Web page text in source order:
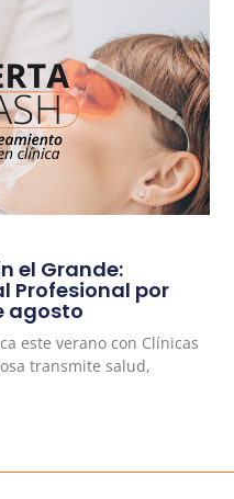
el Grande:
Profesional por
agosto
este verano con Clínicas
transmite salud,